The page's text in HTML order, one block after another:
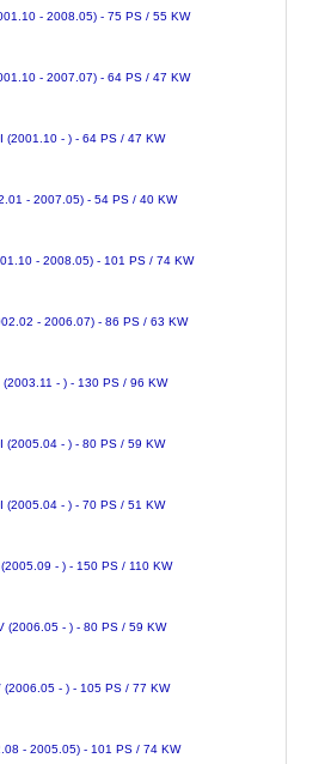
- 2008.05) - 75 PS / 55 KW
- 2007.07) - 64 PS / 47 KW
(2001.10 - ) - 64 PS / 47 KW
- 2007.05) - 54 PS / 40 KW
- 2008.05) - 101 PS / 74 KW
- 2006.07) - 86 PS / 63 KW
(2003.11 - ) - 130 PS / 96 KW
(2005.04 - ) - 80 PS / 59 KW
(2005.04 - ) - 70 PS / 51 KW
- ) - 150 PS / 110 KW
(2006.05 - ) - 80 PS / 59 KW
(2006.05 - ) - 105 PS / 77 KW
- 2005.05) - 101 PS / 74 KW